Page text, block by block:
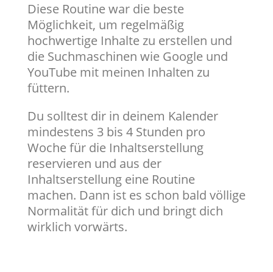
Diese Routine war die beste
Möglichkeit, um regelmäßig
hochwertige Inhalte zu erstellen und
die Suchmaschinen wie Google und
YouTube mit meinen Inhalten zu
füttern.
Du solltest dir in deinem Kalender
mindestens 3 bis 4 Stunden pro
Woche für die Inhaltserstellung
reservieren und aus der
Inhaltserstellung eine Routine
machen. Dann ist es schon bald völlige
Normalität für dich und bringt dich
wirklich vorwärts.